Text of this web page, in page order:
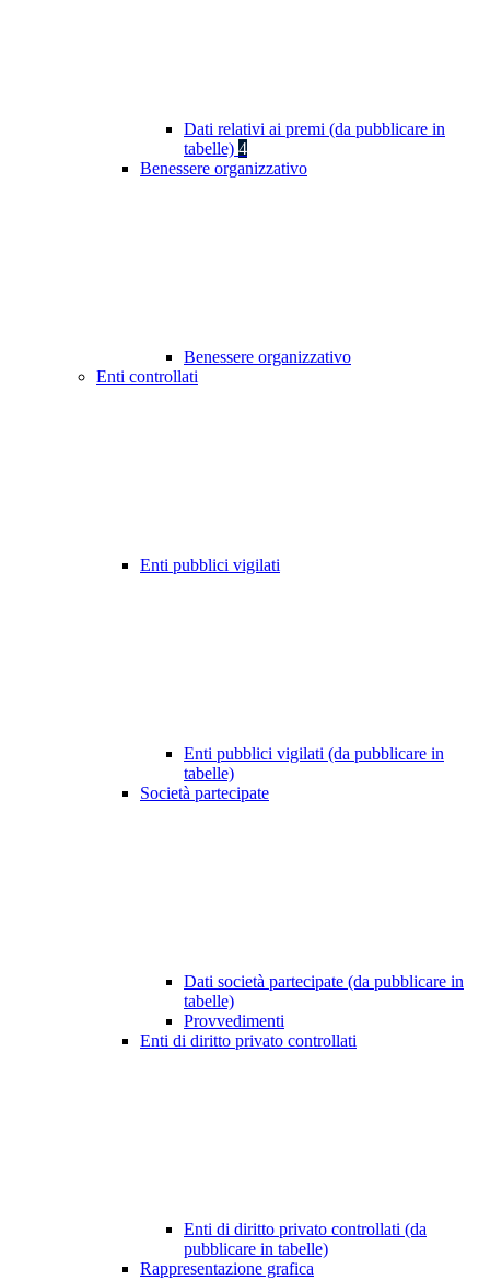
Dati relativi ai premi (da pubblicare in
tabelle) 4
Benessere organizzativo
Benessere organizzativo
Enti controllati
Enti pubblici vigilati
Enti pubblici vigilati (da pubblicare in
tabelle)
Società partecipate
Dati società partecipate (da pubblicare in
tabelle)
Provvedimenti
Enti di diritto privato controllati
Enti di diritto privato controllati (da
pubblicare in tabelle)
Rappresentazione grafica